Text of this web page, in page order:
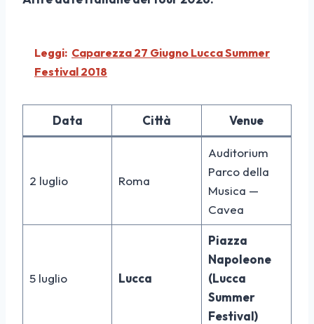
Leggi: Caparezza 27 Giugno Lucca Summer
Festival 2018
Data Città Venue
2 luglio Roma
Auditorium
Parco della
Musica —
Cavea
5 luglio Lucca
Piazza
Napoleone
(Lucca
Summer
Festival)